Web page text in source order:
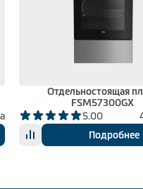
Отдельностоящая
FSM57300GX
5.00
Подробнее